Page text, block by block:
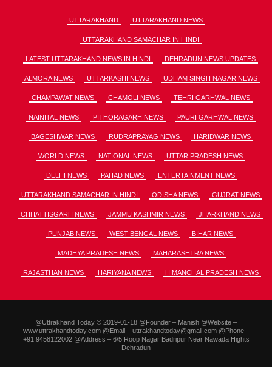
UTTARAKHAND UTTARAKHAND NEWS
UTTARAKHAND SAMACHAR IN HINDI
LATEST UTTARAKHAND NEWS IN HINDI DEHRADUN NEWS UPDATES
ALMORA NEWS UTTARKASHI NEWS UDHAM SINGH NAGAR NEWS
CHAMPAWAT NEWS CHAMOLI NEWS TEHRI GARHWAL NEWS
NAINITAL NEWS PITHORAGARH NEWS PAURI GARHWAL NEWS
BAGESHWAR NEWS RUDRAPRAYAG NEWS HARIDWAR NEWS
WORLD NEWS NATIONAL NEWS UTTAR PRADESH NEWS
DELHI NEWS PAHAD NEWS ENTERTAINMENT NEWS
UTTARAKHAND SAMACHAR IN HINDI ODISHA NEWS GUJRAT NEWS
CHHATTISGARH NEWS JAMMU KASHMIR NEWS JHARKHAND NEWS
PUNJAB NEWS WEST BENGAL NEWS BIHAR NEWS
MADHYA PRADESH NEWS MAHARASHTRA NEWS
RAJASTHAN NEWS HARIYANA NEWS HIMANCHAL PRADESH NEWS
@Uttrakhand Today © 2019-01-18 @Founder – Manish @Website –
www.uttrakhandtoday.com @Email – uttrakhandtoday@gmail.com @Phone –
+91.9458122002 @Address – 6/5 Roop Nagar Badripur Near Nawada Hights
Dehradun